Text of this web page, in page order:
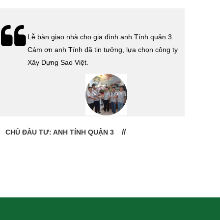
Lễ bàn giao nhà cho gia đình anh Tính quận 3.
Cám ơn anh Tính đã tin tưởng, lựa chọn công ty
Xây Dựng Sao Việt.
CHỦ ĐẦU TƯ: ANH TÍNH QUẬN 3